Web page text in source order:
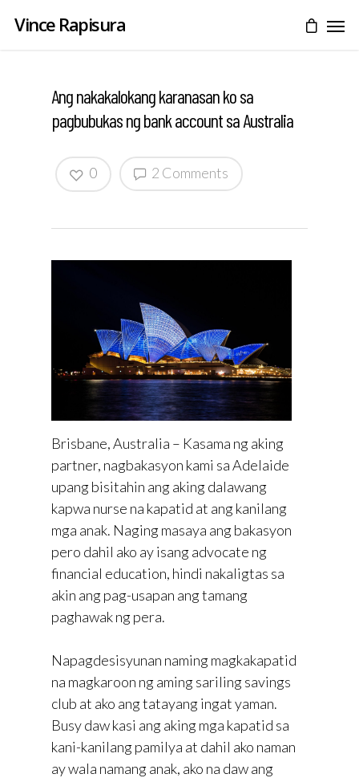
Vince Rapisura
Ang nakakalokang karanasan ko sa
pagbubukas ng bank account sa Australia
2 Comments
0
Brisbane, Australia – Kasama ng aking
partner, nagbakasyon kami sa Adelaide
upang bisitahin ang aking dalawang
kapwa nurse na kapatid at ang kanilang
mga anak. Naging masaya ang bakasyon
pero dahil ako ay isang advocate ng
financial education, hindi nakaligtas sa
akin ang pag-usapan ang tamang
paghawak ng pera.
Napagdesisyunan naming magkakapatid
na magkaroon ng aming sariling savings
club at ako ang tatayang ingat yaman.
Busy daw kasi ang aking mga kapatid sa
kani-kanilang pamilya at dahil ako naman
ay wala namang anak, ako na daw ang